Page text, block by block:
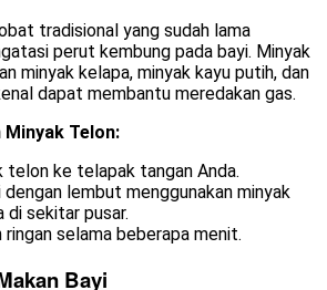
tradisional yang sudah lama
perut kembung pada bayi. Minyak
minyak kelapa, minyak kayu putih, dan
dapat membantu meredakan gas.
Minyak Telon:
telon ke telapak tangan Anda.
lembut menggunakan minyak
sekitar pusar.
ringan selama beberapa menit.
Bayi